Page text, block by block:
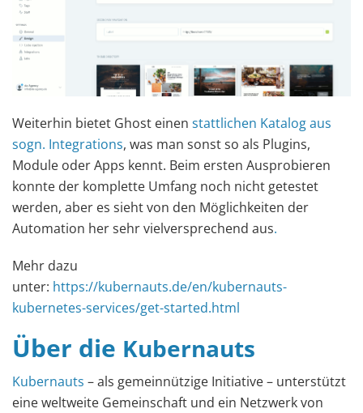
Weiterhin bietet Ghost einen stattlichen Katalog aus
sogn. Integrations, was man sonst so als Plugins,
Module oder Apps kennt. Beim ersten Ausprobieren
konnte der komplette Umfang noch nicht getestet
werden, aber es sieht von den Möglichkeiten der
Automation her sehr vielversprechend aus.
Mehr dazu
unter: https://kubernauts.de/en/kubernauts-
kubernetes-services/get-started.html
Über die Kubernauts
Kubernauts – als gemeinnützige Initiative – unterstützt
eine weltweite Gemeinschaft und ein Netzwerk von